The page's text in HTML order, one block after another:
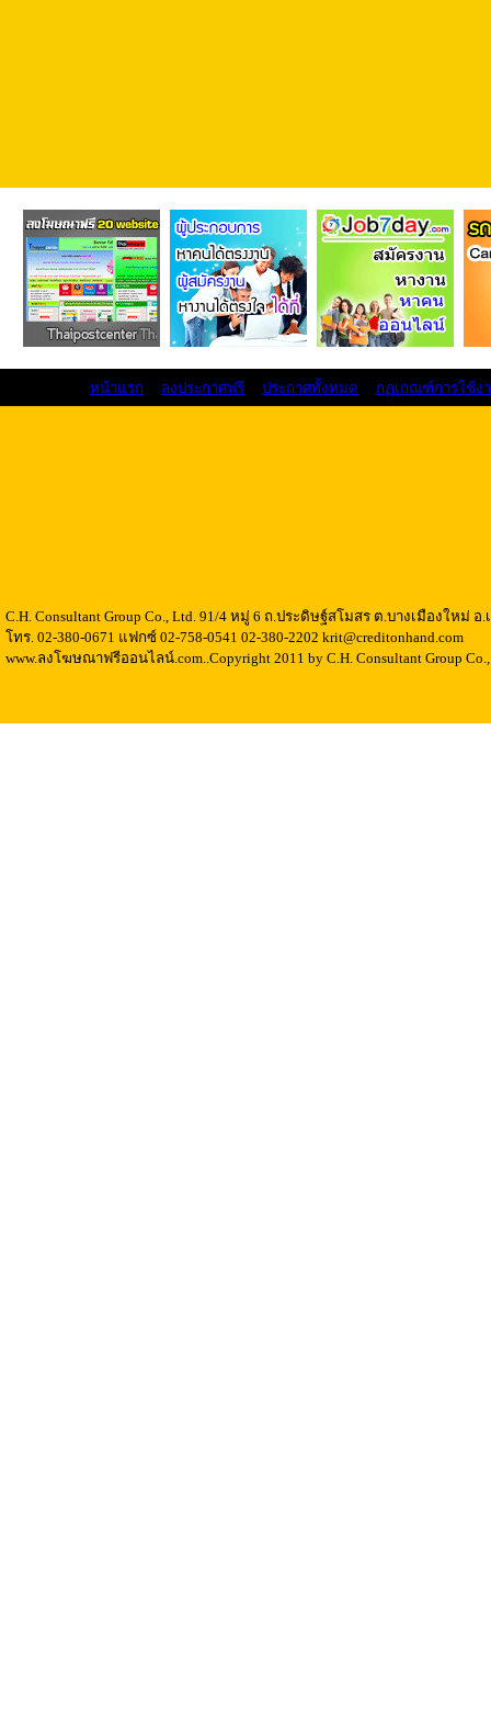
หน้าแรก ลงประกาศฟรี ประกาศทั้งหมด กฏเกณฑ์การใช้ง
C.H. Consultant Group Co., Ltd. 91/4 หมู่ 6 ถ.ประดิษฐ์สโมสร ต.บางเมืองใหม่ อ
โทร. 02-380-0671 แฟกซ์ 02-758-0541 02-380-2202 krit@creditonhand.com
www.ลงโฆษณาฟรีออนไลน์.com..Copyright 2011 by C.H. Consultant Group